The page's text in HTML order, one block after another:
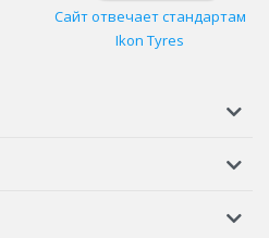
Сайт отвечает стандартам
Ikon Tyres